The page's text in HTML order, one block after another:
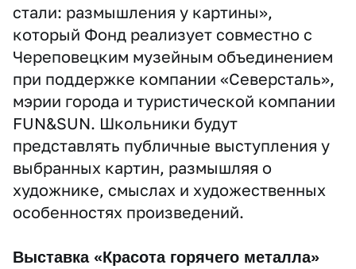
стали: размышления у картины»,
который Фонд реализует совместно с
Череповецким музейным объединением
при поддержке компании «Северсталь»,
мэрии города и туристической компании
FUN&SUN. Школьники будут
представлять публичные выступления у
выбранных картин, размышляя о
художнике, смыслах и художественных
особенностях произведений.
Выставка «Красота горячего металла»